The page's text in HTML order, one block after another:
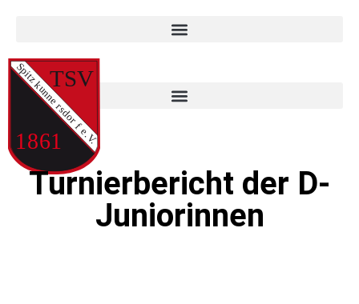
Turnierbericht der D-
Juniorinnen